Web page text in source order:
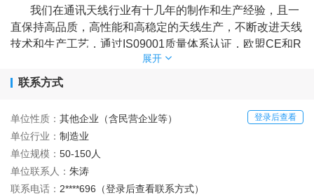
我们在通讯天线行业有十几年的制作和生产经验，且一
直保持高品质，高性能和高稳定的天线生产，不断改进天线
技术和生产工艺，通过IS09001质量体系认证，欧盟CE和R
oHS认证及IP67等一系列产品认证，产品远销到全球97个
国家和地区。我们始终秉承“客户第一，为客户创造价值”的
务。
公司坚信优秀的业绩来自于优秀的员工，因此致力于为
员工提供宽松的工作环境和学习发展的提升空间。企业员工
团队氛围好，热情有爱。我们热忱地欢迎愿意和公司一起成
长、壮大的优秀人才加盟，合作共赢，同谋发展。
展开
联系方式
登录后查看
单位性质： 其他企业（含民营企业等）
单位行业： 制造业
单位规模： 50-150人
单位联系人： 朱涛
联系电话： 2****696（登录后查看联系方式）